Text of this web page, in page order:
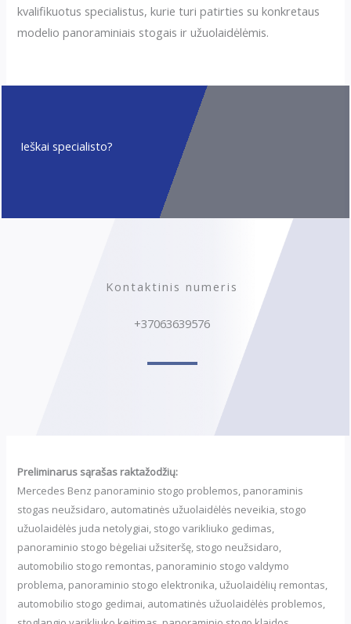
kvalifikuotus specialistus, kurie turi patirties su konkretaus
modelio panoraminiais stogais ir užuolaidėlėmis.
Ieškai specialisto?
Kontaktinis numeris
+37063639576
Preliminarus sąrašas raktažodžių:
Mercedes Benz panoraminio stogo problemos, panoraminis
stogas neužsidaro, automatinės užuolaidėlės neveikia, stogo
užuolaidėlės juda netolygiai, stogo varikliuko gedimas,
panoraminio stogo bėgeliai užsiteršę, stogo neužsidaro,
automobilio stogo remontas, panoraminio stogo valdymo
problema, panoraminio stogo elektronika, užuolaidėlių remontas,
automobilio stogo gedimai, automatinės užuolaidėlės problemos,